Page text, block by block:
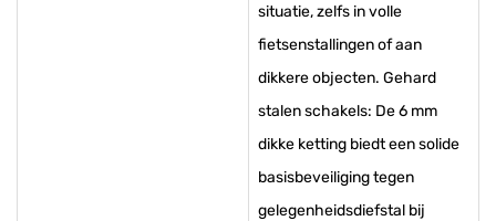
situatie, zelfs in volle
fietsenstallingen of aan
dikkere objecten. Gehard
stalen schakels: De 6 mm
dikke ketting biedt een solide
basisbeveiliging tegen
gelegenheidsdiefstal bij